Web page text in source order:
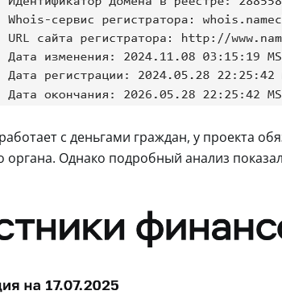
с деньгами граждан, у проекта
органа. Однако подробный анализ